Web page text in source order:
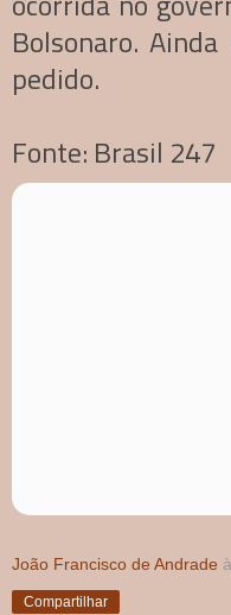
Bolsonaro.
pedido.
Fonte: Brasil 247
João Francisco de Andrade
Compartilhar